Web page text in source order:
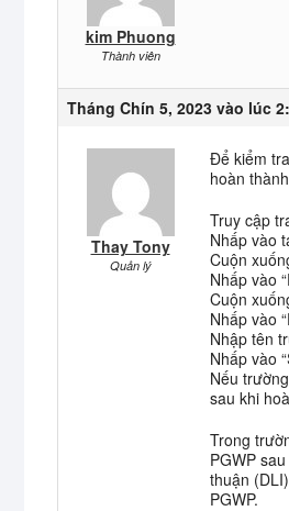
kim Phuong
Thành viên
Tháng Chín 5, 2023 vào lúc
Thay Tony
Quản lý
Để kiểm
hoàn
Truy cập
Nhấp vào
Cuộn
Nhấp vào
Cuộn
Nhấp vào
Nhập tên
Nhấp vào
Nếu
sau khi
Trong
PGWP
thuận
PGWP.